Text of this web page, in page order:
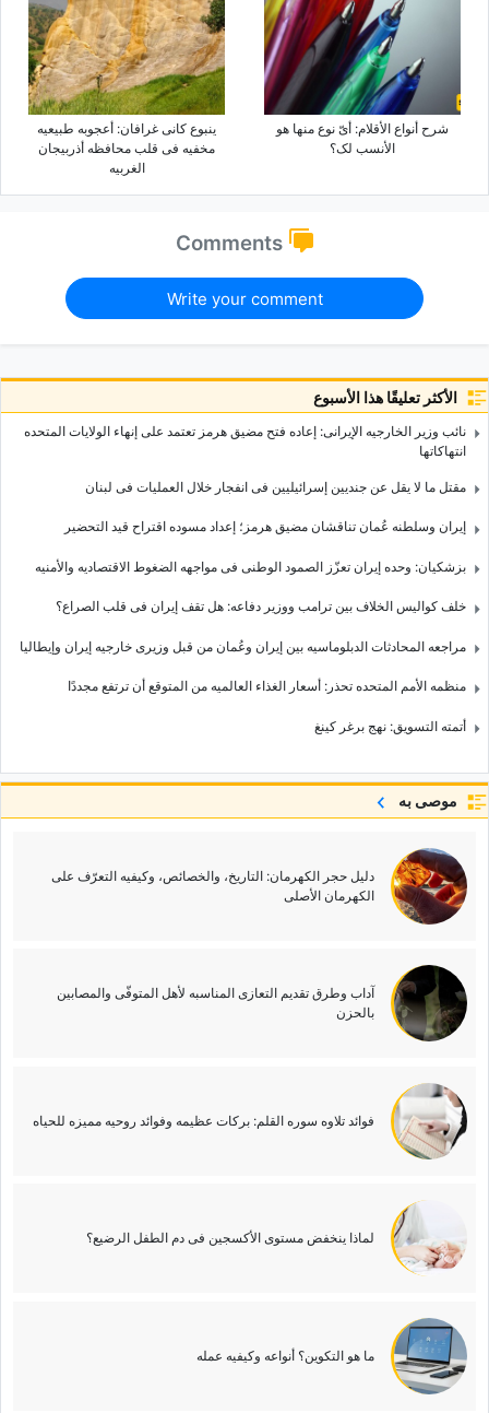
شرح أنواع الأقلام: أیّ نوع منها هو
الأنسب لک؟
ینبوع کانی غرافان: أعجوبه طبیعیه
مخفیه فی قلب محافظه أذربیجان
الغربیه
Comments
Write your comment
الأكثر تعليقًا هذا الأسبوع
نائب وزیر الخارجیه الإیرانی: إعاده فتح مضیق هرمز تعتمد على إنهاء الولایات المتحده
انتهاکاتها
مقتل ما لا یقل عن جندیین إسرائیلیین فی انفجار خلال العملیات فی لبنان
إیران وسلطنه عُمان تناقشان مضیق هرمز؛ إعداد مسوده اقتراح قید التحضیر
بزشکیان: وحده إیران تعزّز الصمود الوطنی فی مواجهه الضغوط الاقتصادیه والأمنیه
خلف کوالیس الخلاف بین ترامب ووزیر دفاعه: هل تقف إیران فی قلب الصراع؟
مراجعه المحادثات الدبلوماسیه بین إیران وعُمان من قبل وزیری خارجیه إیران وإیطالیا
منظمه الأمم المتحده تحذر: أسعار الغذاء العالمیه من المتوقع أن ترتفع مجددًا
أتمته التسویق: نهج برغر کینغ
موصى به
دلیل حجر الکهرمان: التاریخ، والخصائص، وکیفیه التعرّف على
الکهرمان الأصلی
آداب وطرق تقدیم التعازی المناسبه لأهل المتوفّى والمصابین
بالحزن
فوائد تلاوه سوره القلم: برکات عظیمه وفوائد روحیه ممیزه للحیاه
لماذا ینخفض مستوى الأکسجین فی دم الطفل الرضیع؟
ما هو التکوین؟ أنواعه وکیفیه عمله